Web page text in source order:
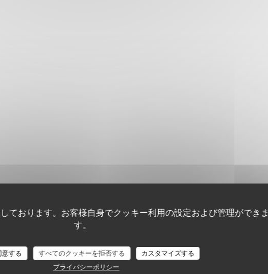
ております。お客様自身でクッキー利用の設定および管理ができま
す。
する すべてのクッキーを拒否する
カスタマイズする
プライバシーポリシー